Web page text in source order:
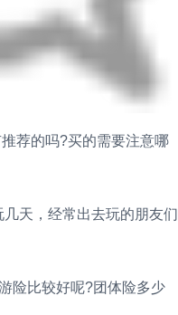
荐的吗?买的需要注意哪
天，经常出去玩的朋友们
险比较好呢?团体险多少